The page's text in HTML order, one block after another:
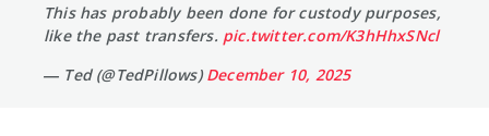
This has probably been done for custody purposes,
like the past transfers. pic.twitter.com/K3hHhxSNcl
— Ted (@TedPillows)December 10, 2025